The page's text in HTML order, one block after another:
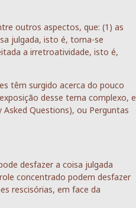
outros aspectos, que: (1) as
julgada, isto é, torna-se
a irretroatividade, isto é,
têm surgido acerca do pouco
desse tema complexo, e
Questions), ou Perguntas
desfazer a coisa julgada
concentrado podem desfazer
rescisórias, em face da